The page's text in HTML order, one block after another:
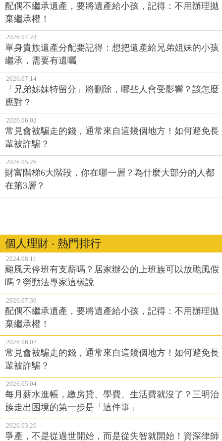
配偶不繼承遺產，要將遺產給小孩，記得：不用辦理拋
棄繼承權！
2026.07.28
單身貴族遺產分配要記得：想把遺產給兄弟姐妹的小孩
繼承，需要有遺囑
2026.07.14
「兄弟姊妹特留分」將刪除，哪些人會受影響？該怎麼
應對？
2026.06.02
常見會被騙走的錢，通常來自這幾個地方！如何避免長
輩被詐騙？
2026.05.26
財富階梯6大階段，你在哪一層？為什麼大部分的人都
在第3層？
個人理財 ‧ 熱門排行
2024.08.11
颱風天停班有支薪嗎？居家辦公的上班族可以放颱風假
嗎？勞動法專家這樣說
2026.07.30
配偶不繼承遺產，要將遺產給小孩，記得：不用辦理拋
棄繼承權！
2026.06.02
常見會被騙走的錢，通常來自這幾個地方！如何避免長
輩被詐騙？
2026.05.04
每月薪水進帳，繳房貸、學費、生活費就沒了？三明治
族走出困境的第一步是「這件事」
2026.03.26
爭產，不是從過世開始，而是從失智就開始！資深律師